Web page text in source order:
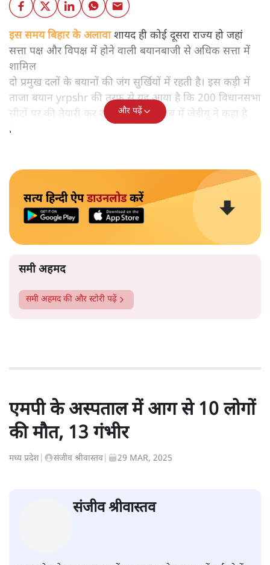
इस समय बिहार के अलावाशायद ही कोई दूसरा राज्य हो जहां
सत्ता पक्ष और विपक्ष में होने वाली बयानबाजी से अधिक सत्ता में
शामिल
दो प्रमुख दलों के बयानों की जंग सुर्खियों में रहती है। इस कड़ी में
ताजा बयान yrpshr की तरफ से यह आया है कि 200 विधानसभा
सीटों पर की तैयारी कर रही है। इसके जवाब में जेडीयू ने कहा है
कि उसकी तैयारी सभी 243 सीटों के लिए है।
और पढ़ें
सत्य हिन्दी ऐपडाउनलोडकरें
समी अहमद
समी अहमदकी और स्टोरी पढ़ें
एमपी के अस्पताल में आग से 10 लोगों
की मौत, 13 गंभीर
मध्य प्रदेश संजीव श्रीवास्तव 29 MAR, 2025